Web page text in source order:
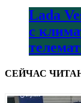
Lada
с
СЕЙЧАС